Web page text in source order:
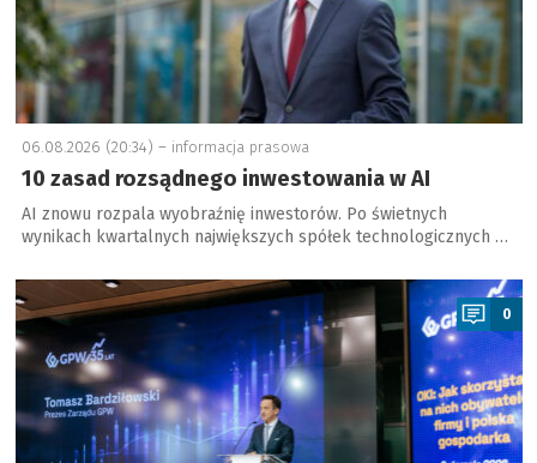
06.08.2026 (20:34) – informacja prasowa
10 zasad rozsądnego inwestowania w AI
AI znowu rozpala wyobraźnię inwestorów. Po świetnych
wynikach kwartalnych największych spółek technologicznych …
a
0